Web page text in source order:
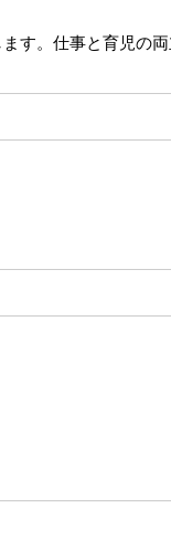
す。仕事と育児の